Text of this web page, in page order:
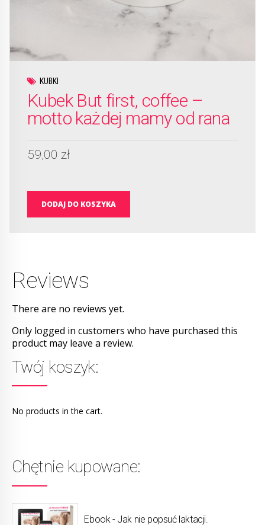
KUBKI
Kubek But first, coffee –
motto każdej mamy od rana
59,00 zł
DODAJ DO KOSZYKA
Reviews
There are no reviews yet.
Only logged in customers who have purchased this
product may leave a review.
Twój koszyk:
No products in the cart.
Chętnie kupowane:
Ebook - Jak nie popsuć laktacji.